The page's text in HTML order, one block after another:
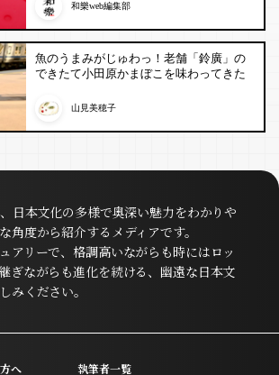
和樂web編集部
魚のうまみがじゅわっ！老舗「鈴廣」の
できたて小田原かまぼこを味わってきた
山見美穂子
日本文化の多様で奥深い魅力をわかりや
角度から紹介するメディアです。
アリーで、格調高いながらも時にはロッ
ぎながらも進化を続ける、幽遠な日本文
みください。
へ 執筆者一覧